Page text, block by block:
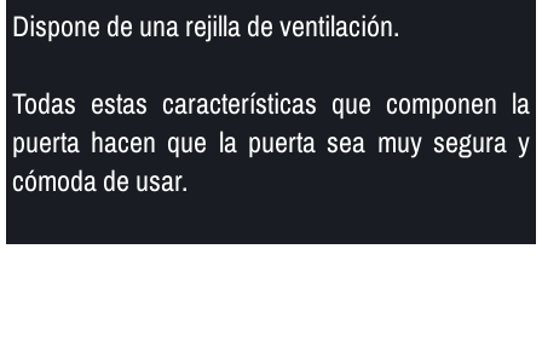
Dispone de una rejilla de ventilación.
Todas estas caracterí­sticas que componen la
puerta hacen que la puerta sea muy segura y
cómoda de usar.